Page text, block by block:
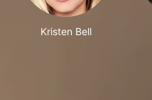
Kristen Bell